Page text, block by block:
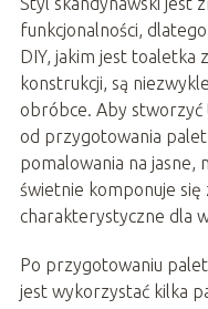
funkcjonalności,
DIY, jakim jest toaletka
konstrukcji, są
obróbce. Aby stworzyć
od przygotowania palet
pomalowania na jasne,
świetnie komponuje się
charakterystyczne dla
Po przygotowaniu
jest wykorzystać kilka